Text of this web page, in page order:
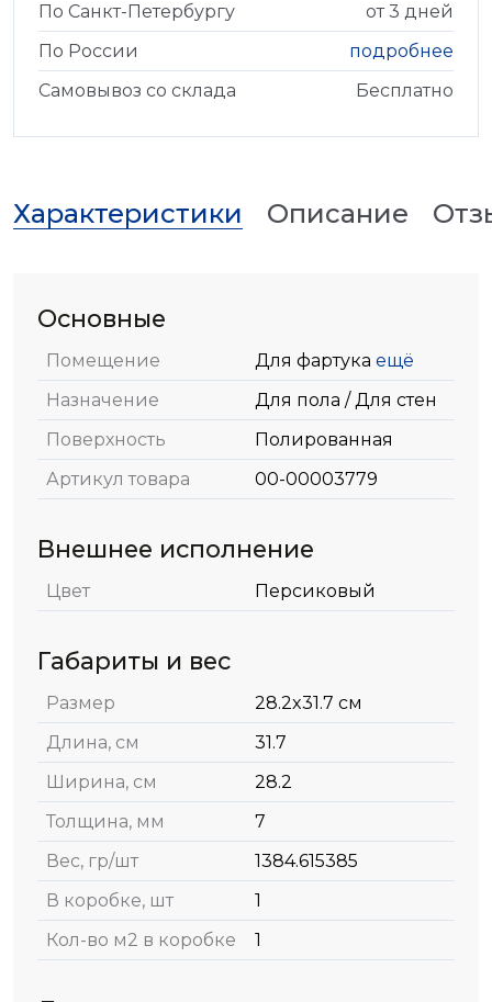
По Санкт-Петербургу
от 3 дней
По России
подробнее
Самовывоз со склада
Бесплатно
Характеристики Описание
Основные
Помещение Для фартука ещё
Назначение
Для пола / Для стен
Поверхность
Полированная
Артикул товара
00-00003779
Внешнее исполнение
Цвет Персиковый
Габариты и вес
Размер
28.2x31.7 см
Длина, см
31.7
Ширина, см
28.2
Толщина, мм
7
Вес, гр/шт
1384.615385
В коробке, шт
1
Кол-во м2 в коробке
1